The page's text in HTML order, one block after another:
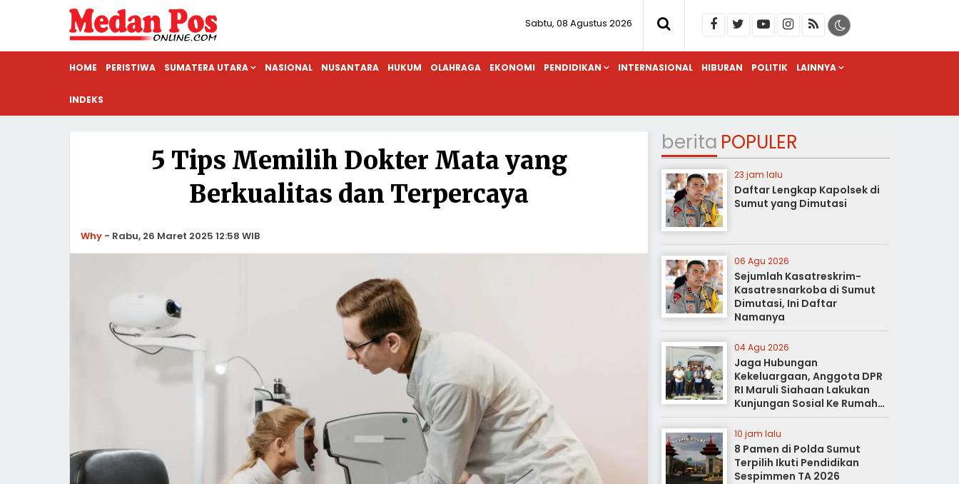
Sabtu, 08 Agustus 2026
HOME PERISTIWA SUMATERA UTARA NASIONAL NUSANTARA HUKUM OLAHRAGA EKONOMI PENDIDIKAN INTERNASIONAL HIBURAN POLITIK LAINNYA
INDEKS
5 Tips Memilih Dokter Mata yang
Berkualitas dan Terpercaya
Why - Rabu, 26 Maret 2025 12:58 WIB
berita POPULER
23 jam lalu
Daftar Lengkap Kapolsek di
Sumut yang Dimutasi
06 Agu 2026
Sejumlah Kasatreskrim-
Kasatresnarkoba di Sumut
Dimutasi, Ini Daftar
Namanya
04 Agu 2026
Jaga Hubungan
Kekeluargaan, Anggota DPR
RI Maruli Siahaan Lakukan
Kunjungan Sosial Ke Rumah
Duka
10 jam lalu
8 Pamen di Polda Sumut
Terpilih Ikuti Pendidikan
Sespimmen TA 2026